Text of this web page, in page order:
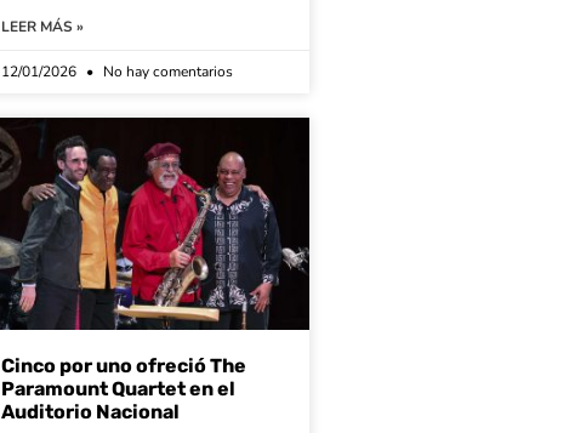
LEER MÁS »
12/01/2026 No hay comentarios
Cinco por uno ofreció The
Paramount Quartet en el
Auditorio Nacional